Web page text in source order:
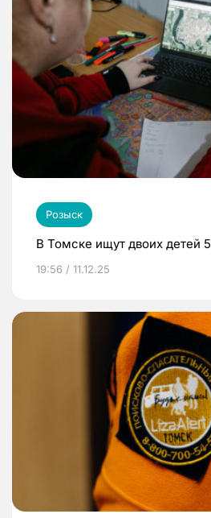
Розыск
В Томске ищут двоих детей
19:56 / 11.12.25